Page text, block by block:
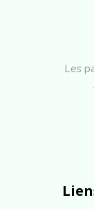
Les